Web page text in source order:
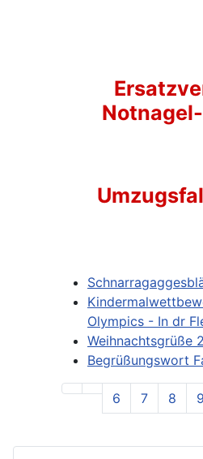
Olympics - In dr
Weihnachtsgrüße
Begrüßungswort
6 7 8 9